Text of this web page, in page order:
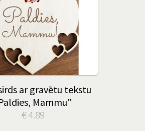
ar gravētu tekstu
Mammu"
€ 4.89